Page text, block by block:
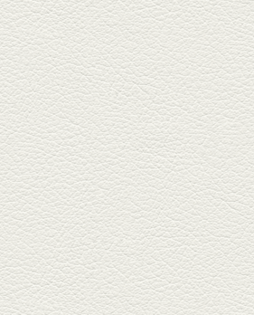
明太もちチーズもんじゃ
銀座中通りで深夜３時まで営業
している「もんじゃ焼きかめの
や」...
2025年5月2日放送
ミックス水餃子＆麻婆豆
腐
新水前寺駅そばの人気店「中華
料理 福来亭」へ。「しろ」ロッ
ク...
2025年4月11日放送
きびなごの塩焼き＆黒豚
しゃぶしゃぶ
春の[熊本屋台村]で昼飲みの刻。
[かごっま屋台 黒で乾杯]で「銀...